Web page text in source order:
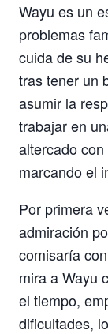
Wayu es un
problemas
cuida de su
tras tener un
asumir la
trabajar en
altercado
marcando el
Por primera
admiración
comisaría
mira a Wayu
el tiempo,
dificultades,